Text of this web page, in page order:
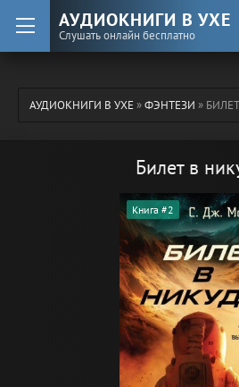
АУДИОКНИГИ В УХЕ
Слушать онлайн бесплатно
АУДИОКНИГИ В УХЕ»ФЭНТЕЗИ »
Билет в
Книга #2